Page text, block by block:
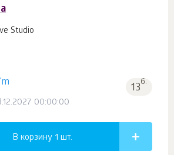
Studio
13б.
00:00:00
В корзину 1 шт.